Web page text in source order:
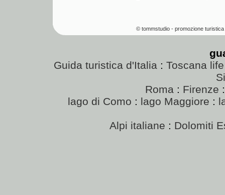
© tommstudio - promozione turistica
Guida turistica d'Italia : Toscana
Roma: Firenze
lago di Como : lago Maggiore :
Alpi italiane : Dolomiti